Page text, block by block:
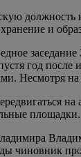
и
год
Несмотря
на
площадки.
чиновник